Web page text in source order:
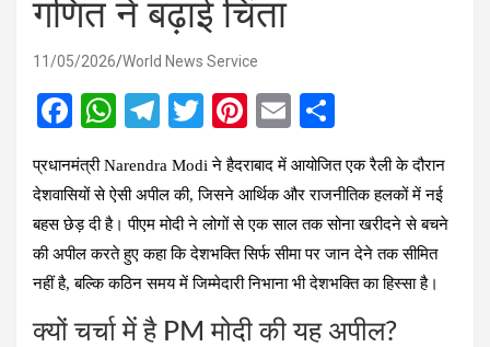
गणित ने बढ़ाई चिंता
11/05/2026 World News Service
F
a
ce
b
o
o
k
W
at
s
A
p
p
T
e
gr
a
m
T
wi
tt
er
Pi
er
es
t
E
m
ail ar
e
प्रधानमंत्री Narendra Modi ने हैदराबाद में आयोजित एक रैली के दौरान
देशवासियों से ऐसी अपील की, जिसने आर्थिक और राजनीतिक हलकों में नई
बहस छेड़ दी है। पीएम मोदी ने लोगों से एक साल तक सोना खरीदने से बचने
की अपील करते हुए कहा कि देशभक्ति सिर्फ सीमा पर जान देने तक सीमित
नहीं है, बल्कि कठिन समय में जिम्मेदारी निभाना भी देशभक्ति का हिस्सा है।
क्यों चर्चा में है PM मोदी की यह अपील?